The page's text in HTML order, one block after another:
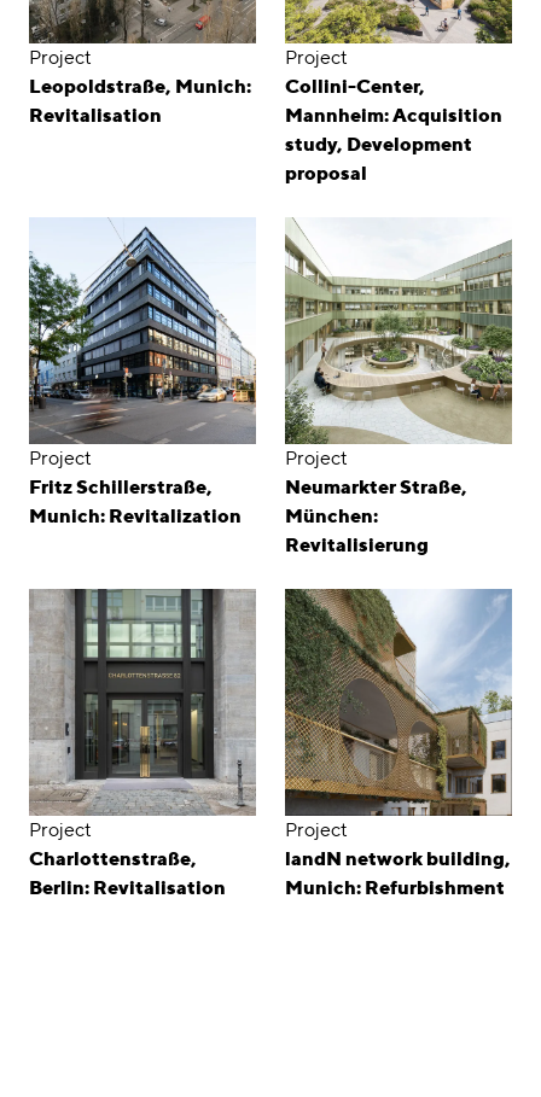
Project
Leopoldstraße, Munich:
Revitalisation
Project
Collini-Center,
Mannheim: Acquisition
study, Development
proposal
Project
Fritz Schillerstraße,
Munich: Revitalization
Project
Neumarkter Straße,
München:
Revitalisierung
Project
Charlottenstraße,
Berlin: Revitalisation
Project
landN network building,
Munich: Refurbishment